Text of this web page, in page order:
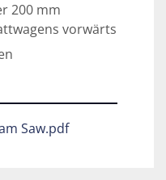
200 mm
vorwärts
min.
Saw.pdf